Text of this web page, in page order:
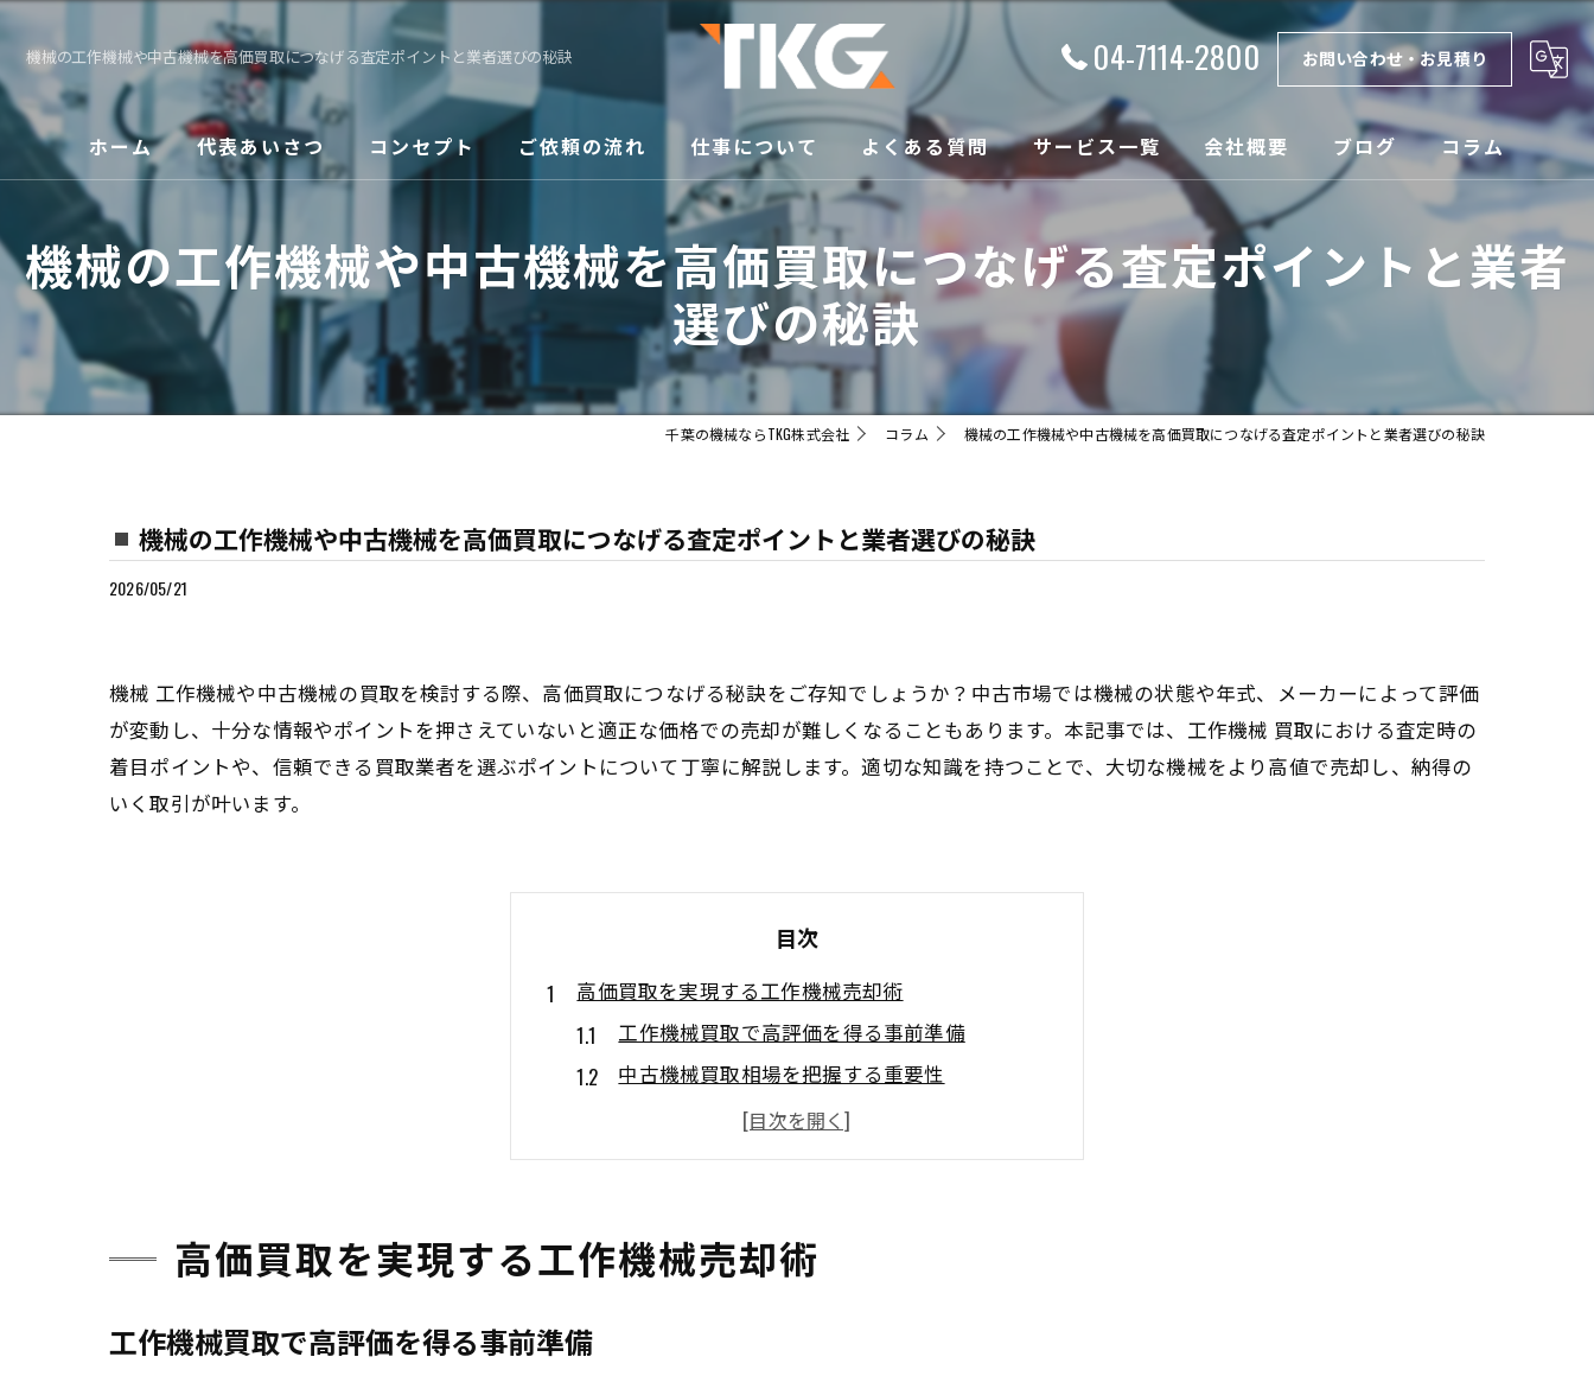
機械の工作機械や中古機械を高価買取につなげる査定ポイントと業者選びの秘訣 04-7114-2800 お問い合わせ・お見積り
ホーム 代表あいさつ コンセプト ご依頼の流れ 仕事について よくある質問 サービス一覧
買取
メンテナンス
会社概要
漫画特集
ブログ コラム
機械の工作機械や中古機械を高価買取につなげる査定ポイントと業者
選びの秘訣
千葉の機械ならTKG株式会社 コラム 機械の工作機械や中古機械を高価買取につなげる査定ポイントと業者選びの秘訣
機械の工作機械や中古機械を高価買取につなげる査定ポイントと業者選びの秘訣
2026/05/21
機械 工作機械や中古機械の買取を検討する際、高価買取につなげる秘訣をご存知でしょうか？中古市場では機械の状態や年式、メーカーによって評価
が変動し、十分な情報やポイントを押さえていないと適正な価格での売却が難しくなることもあります。本記事では、工作機械 買取における査定時の
着目ポイントや、信頼できる買取業者を選ぶポイントについて丁寧に解説します。適切な知識を持つことで、大切な機械をより高値で売却し、納得の
いく取引が叶います。
目次
高価買取を実現する工作機械売却術
工作機械買取で高評価を得る事前準備
中古機械買取相場を把握する重要性
古い機械買取も高額につなげる工夫
工場機械買取で失敗しないポイント
中古機械の賢い買取依頼徹底ガイド
中古機械買取業者選びのチェックポイント
高価買取を実現する工作機械売却術
工作機械買取で高評価を得る事前準備